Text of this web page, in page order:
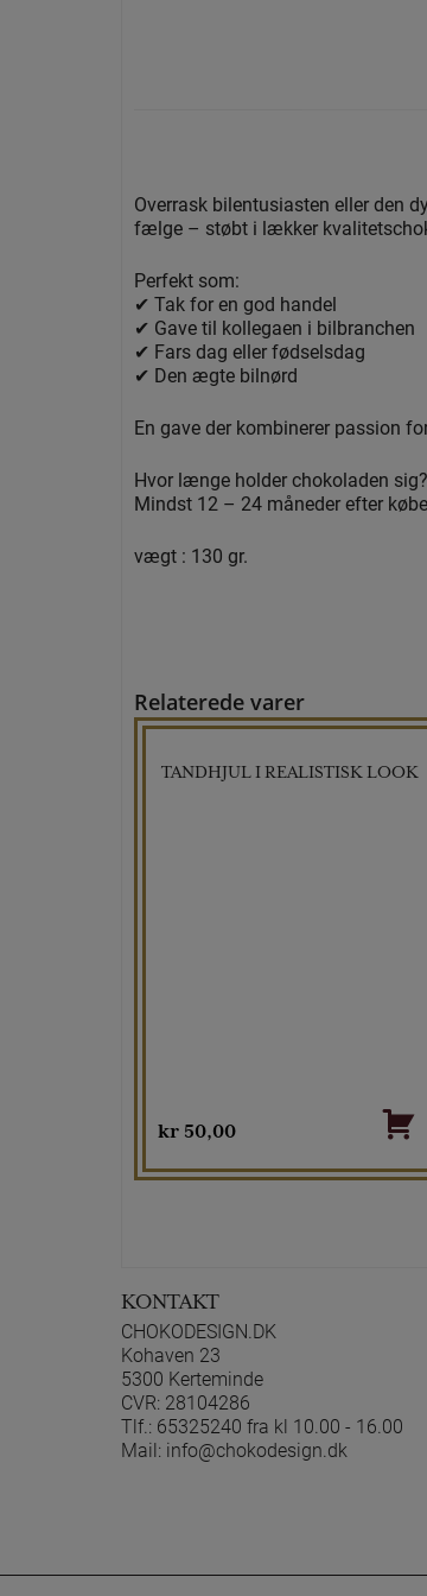
Overrask bilentusiasten eller den
fælge – støbt i lækker
Perfekt som:
✔ Tak for en god handel
✔ Gave til kollegaen i bilbranchen
✔ Fars dag eller fødselsdag
✔ Den ægte bilnørd
En gave der kombinerer passion
Hvor længe holder chokoladen sig?
Mindst 12 – 24 måneder efter
vægt : 130 gr.
Relaterede varer
TANDHJUL I REALISTISK LOOK
kr 50,00
KONTAKT
CHOKODESIGN.DK
Kohaven 23
5300 Kerteminde
CVR: 28104286
Tlf.: 65325240 fra kl 10.00 - 16.00
Mail: info@chokodesign.dk